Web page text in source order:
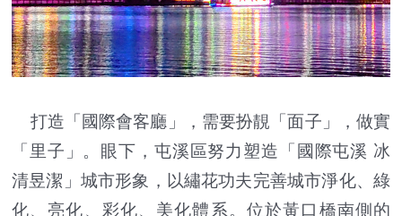
打造「國際會客廳」，需要扮靚「面子」，做實
「里子」。眼下，屯溪區努力塑造「國際屯溪 冰
清昱潔」城市形象，以繡花功夫完善城市淨化、綠
化、亮化、彩化、美化體系。位於黃口橋南側的